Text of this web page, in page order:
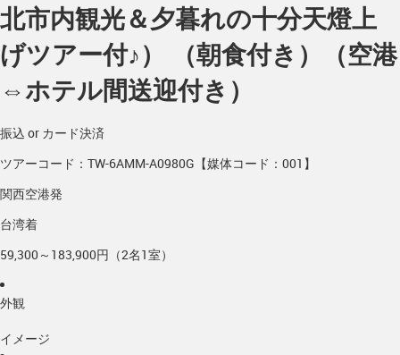
北市内観光＆夕暮れの十分天燈上
げツアー付♪） （朝食付き）（空港
⇔ホテル間送迎付き）
振込 or カード決済
ツアーコード：TW-6AMM-A0980G【媒体コード：001】
関西空港発
台湾着
59,300～183,900円（2名1室）
外観
イメージ